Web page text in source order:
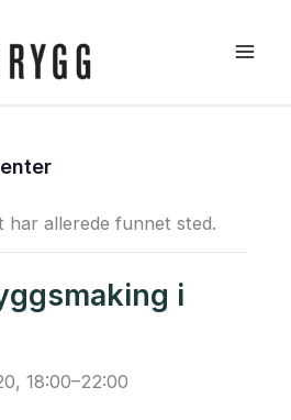
har allerede funnet sted.
i
18:00–22:00